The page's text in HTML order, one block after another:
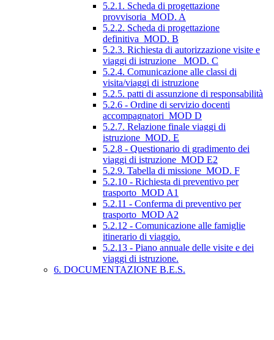
5.2.1. Scheda di progettazione
provvisoria_MOD. A
5.2.2. Scheda di progettazione
definitiva_MOD. B
5.2.3. Richiesta di autorizzazione visite e
viaggi di istruzione_ MOD. C
5.2.4. Comunicazione alle classi di
visita/viaggi di istruzione
5.2.5. patti di assunzione di responsabilità
5.2.6 - Ordine di servizio docenti
accompagnatori_MOD D
5.2.7. Relazione finale viaggi di
istruzione_MOD. E
5.2.8 - Questionario di gradimento dei
viaggi di istruzione_MOD E2
5.2.9. Tabella di missione_MOD. F
5.2.10 - Richiesta di preventivo per
trasporto_MOD A1
5.2.11 - Conferma di preventivo per
trasporto_MOD A2
5.2.12 - Comunicazione alle famiglie
itinerario di viaggio.
5.2.13 - Piano annuale delle visite e dei
viaggi di istruzione.
6. DOCUMENTAZIONE B.E.S.